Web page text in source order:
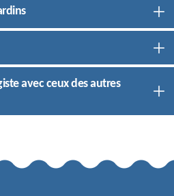
avec ceux des autres